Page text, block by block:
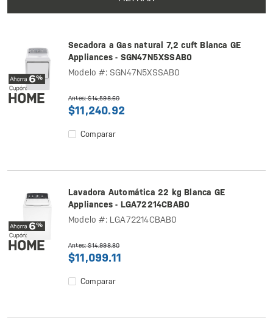
Secadora a Gas natural 7,2 cuft Blanca GE
Appliances - SGN47N5XSSAB0
Modelo #: SGN47N5XSSAB0
Antes: $14,598.60
$11,240.92
Comparar
Lavadora Automática 22 kg Blanca GE
Appliances - LGA72214CBAB0
Modelo #: LGA72214CBAB0
Antes: $14,998.80
$11,099.11
Comparar